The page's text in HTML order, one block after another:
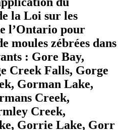
la Loi sur les
l’Ontario pour
moules zébrées dans
: Gore Bay,
Creek Falls, Gorge
Gorman Lake,
Creek,
Creek,
Gorrie Lake, Gorr